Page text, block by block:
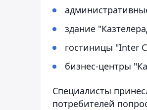
здание
гостиницы "Inter
бизнес-центры
Специалисты
потребителей